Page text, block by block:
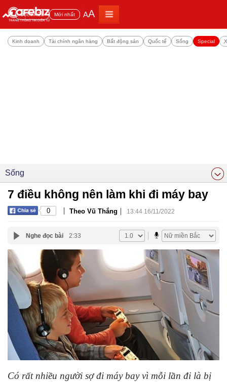
Đọc nhiều Mới nhất AA
Kinh doanh Tài chính ngân hàng Bất động sản Quốc tế Sống Special
Sống
7 điều không nên làm khi đi máy bay
0 | Theo Vũ Thắng | 13:44 16/11/2022
Nghe đọc bài 2:33
Có rất nhiều người sợ đi máy bay vì mỗi lần đi là bị